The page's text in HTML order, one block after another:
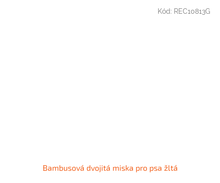
Bambusová dvojitá miska pro psa žltá
Kód: REC10813G